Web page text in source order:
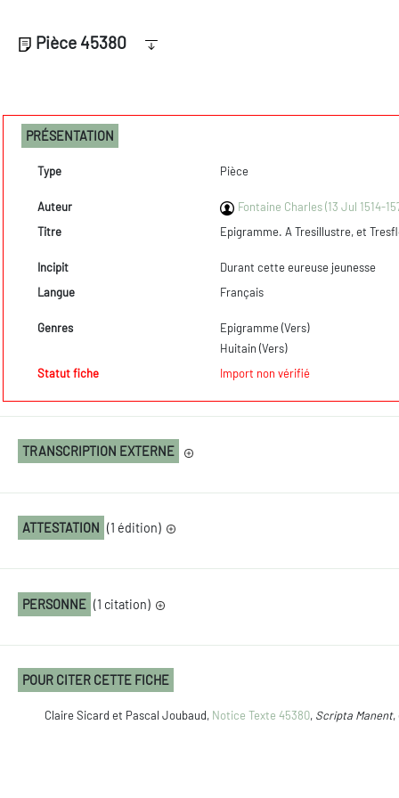
Pièce 45380
PRÉSENTATION
Type Pièce
Auteur
Fontaine Charles (13 Jul 1514-
Titre
Epigramme. A Tresillustre, et
Incipit
Durant cette eureuse jeunesse
Langue
Français
Genres
Epigramme (Vers)
Huitain (Vers)
Statut fiche
Import non vérifié
TRANSCRIPTION EXTERNE
ATTESTATION (1 édition)
PERSONNE (1 citation)
POUR CITER CETTE FICHE
Claire Sicard et Pascal Joubaud, Notice Texte 45380, Scripta Manent,